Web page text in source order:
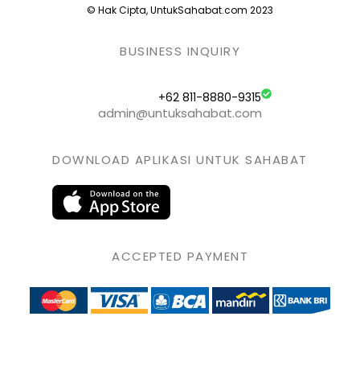
© Hak Cipta, UntukSahabat.com 2023
BUSINESS INQUIRY
+62 811-8880-9315
admin@untuksahabat.com
DOWNLOAD APLIKASI UNTUK SAHABAT
ACCEPTED PAYMENT